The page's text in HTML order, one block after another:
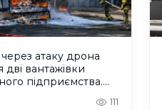
атаку дрона
дві вантажівки
підприємства.
111